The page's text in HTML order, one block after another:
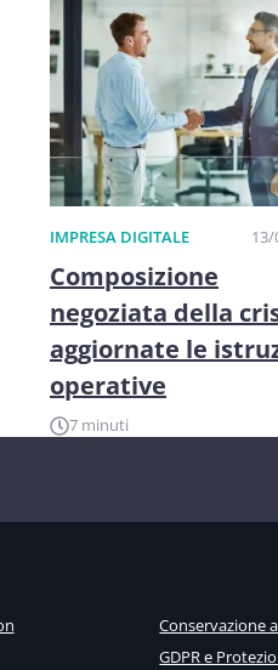
IMPRESA DIGITALE
Composizione
negoziata della
aggiornate le
operative
7 minuti
Conservazione
GDPR e